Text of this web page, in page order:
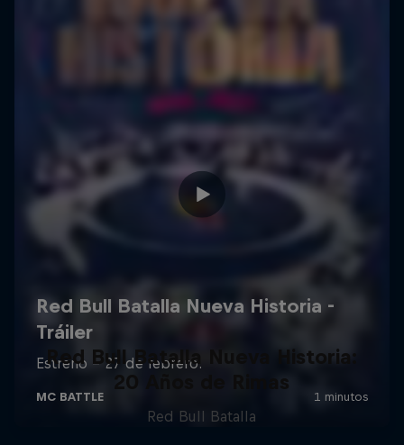
Red Bull Batalla Nueva Historia:
20 Años de Rimas
Red Bull Batalla